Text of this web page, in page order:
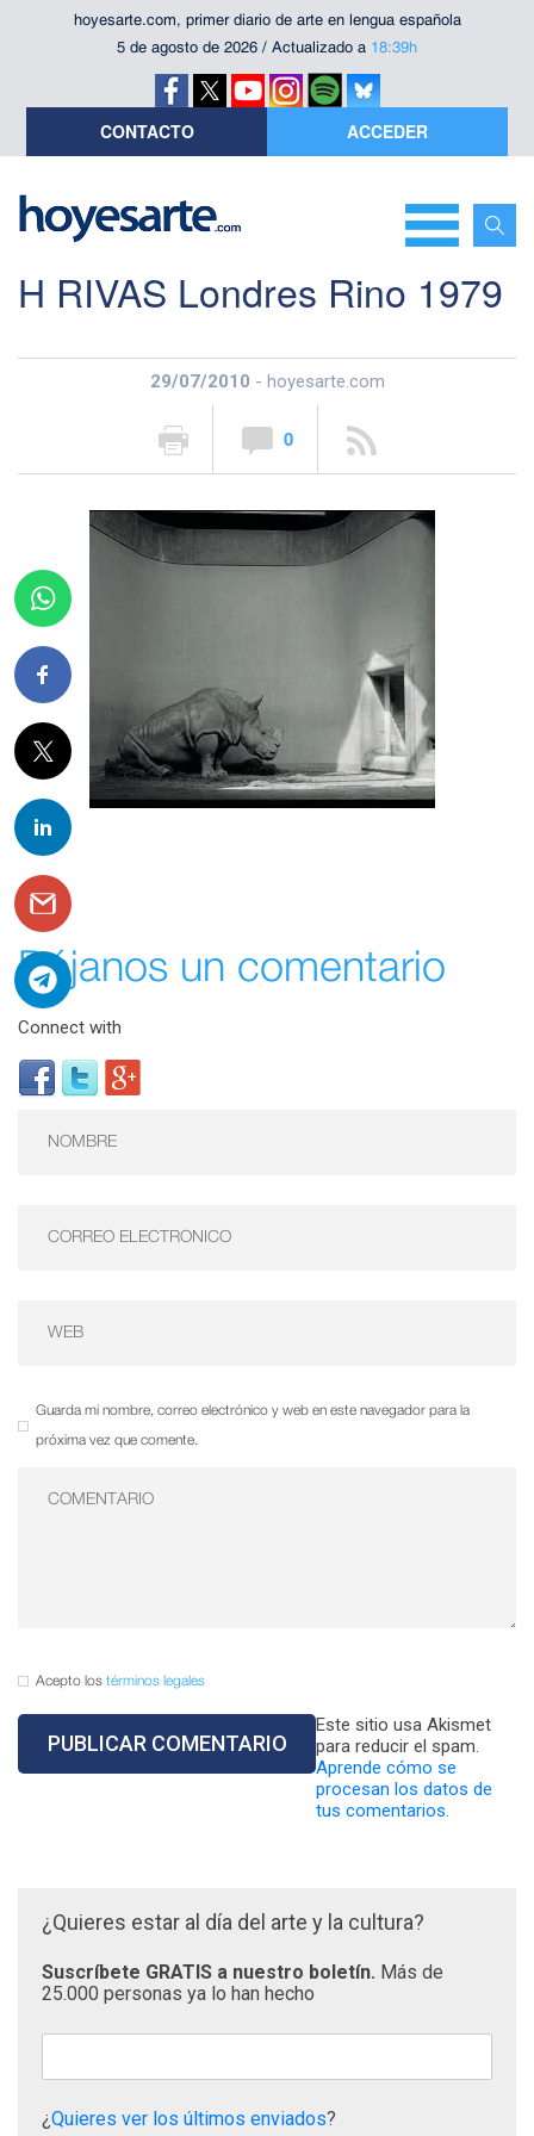
hoyesarte.com, primer diario de arte en lengua española
5 de agosto de 2026 / Actualizado a 18:39h
CONTACTO ACCEDER
H RIVAS Londres Rino 1979
29/07/2010 - hoyesarte.com
0
Déjanos un comentario
Connect with
Guarda mi nombre, correo electrónico y web en este navegador para la
próxima vez que comente.
Acepto los términos legales
Este sitio usa Akismet
para reducir el spam.
Aprende cómo se
procesan los datos de
tus comentarios.
¿Quieres estar al día del arte y la cultura?
Suscríbete GRATIS a nuestro boletín. Más de
25.000 personas ya lo han hecho
¿Quieres ver los últimos enviados?